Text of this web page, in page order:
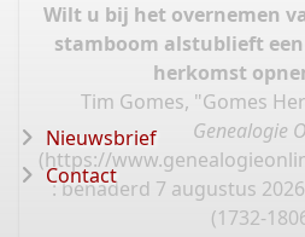
Wilt u bij het overnemen
stamboom alstublieft
herkomst
Tim Gomes, "Gomes
Genealogie
(https://
: benaderd 7 augustus
(1732-
Nieuwsbrief
Contact